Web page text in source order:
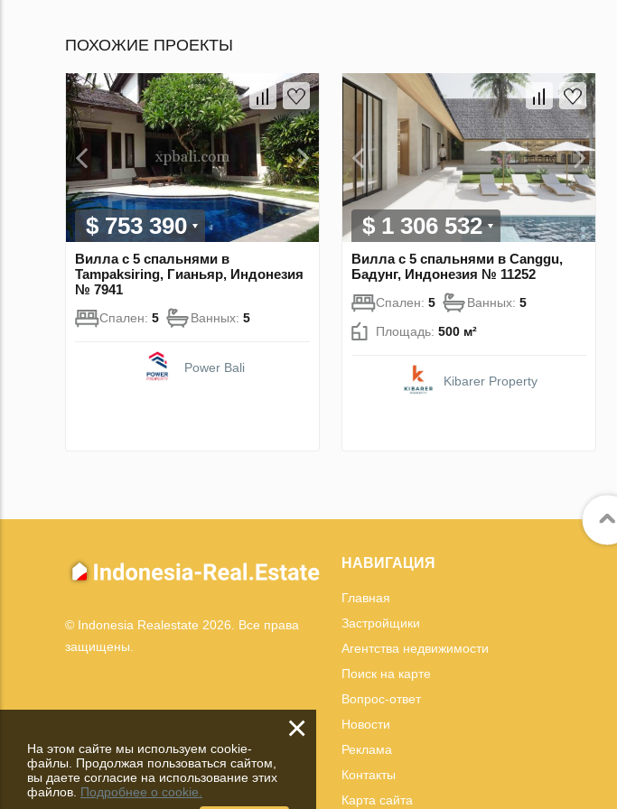
ПОХОЖИЕ ПРОЕКТЫ
$ 753 390
Вилла с 5 спальнями в
Tampaksiring, Гианьяр, Индонезия
№ 7941
Спален: 5 Ванных: 5
Power Bali
$ 1 306 532
Вилла с 5 спальнями в Canggu,
Бадунг, Индонезия № 11252
Спален: 5 Ванных: 5
Площадь: 500 м²
Kibarer Property
© Indonesia Realestate 2026. Все права
защищены.
НАВИГАЦИЯ
Главная
Застройщики
Агентства недвижимости
Поиск на карте
Вопрос-ответ
Новости
Реклама
Контакты
Карта сайта
×
На этом сайте мы используем cookie-
файлы. Продолжая пользоваться сайтом,
вы даете согласие на использование этих
файлов. Подробнее о cookie.